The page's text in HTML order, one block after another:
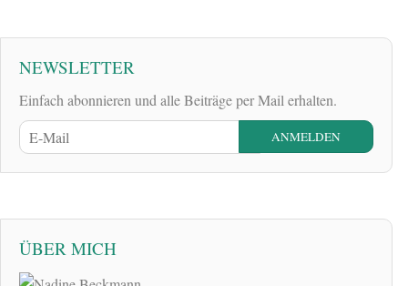
NEWSLETTER
Einfach abonnieren und alle Beiträge per Mail erhalten.
ÜBER MICH